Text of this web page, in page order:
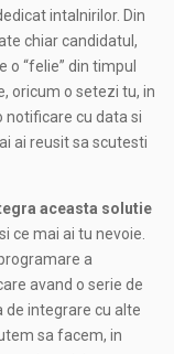
intalnirilor. Din
chiar candidatul,
“felie” din timpul
oricum o setezi tu, in
notificare cu data si
ai reusit sa scutesti
aceasta solutie
ce mai ai tu nevoie.
a
avand o serie de
integrare cu alte
sa facem, in